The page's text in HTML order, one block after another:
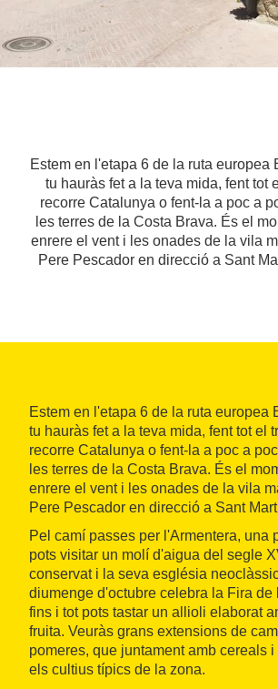
Estem en l'etapa 6 de la ruta europea
tu hauràs fet a la teva mida, fent tot
recorre Catalunya o fent-la a poc a
les terres de la Costa Brava. És el
enrere el vent i les onades de la vila
Pere Pescador en direcció a Sant
Estem en l'etapa 6 de la ruta europea
tu hauràs fet a la teva mida, fent tot el
recorre Catalunya o fent-la a poc a
les terres de la Costa Brava. És el
enrere el vent i les onades de la vila
Pere Pescador en direcció a Sant
Pel camí passes per l'Armentera, una
pots visitar un molí d'aigua del segle
conservat i la seva església
diumenge d'octubre celebra la Fira de
fins i tot pots tastar un allioli elaborat
fruita. Veuràs grans extensions de
pomeres, que juntament amb cereals
els cultius típics de la zona.